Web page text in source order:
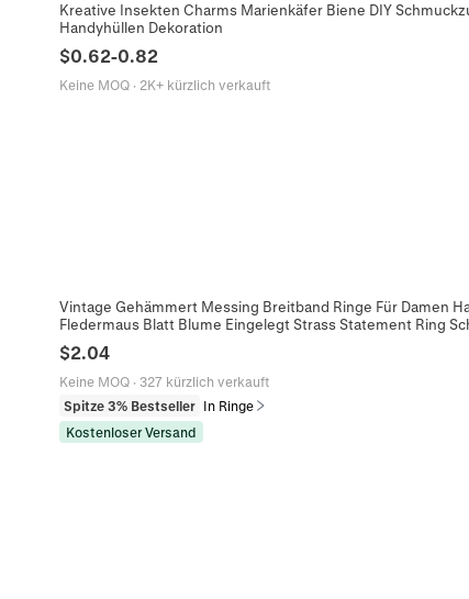
Kreative Insekten Charms Marienkäfer Biene DIY
Handyhüllen Dekoration
$0.62-0.82
Keine MOQ· 2K+ kürzlich verkauft
Vintage Gehämmert Messing Breitband Ringe Für Damen
Fledermaus Blatt Blume Eingelegt Strass Statement Ring
$2.04
Keine MOQ· 327 kürzlich verkauft
Spitze 3% Bestseller In Ringe
Kostenloser Versand